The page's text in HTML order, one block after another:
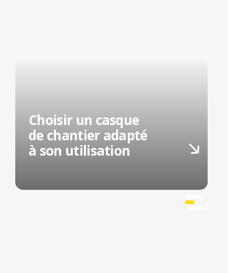
Choisir un casque
de chantier adapté
à son utilisation